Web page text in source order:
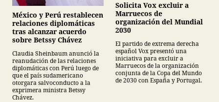
México y Perú restablecen
relaciones diplomáticas
tras alcanzar acuerdo
sobre Betssy Chávez
Claudia Sheinbaum anunció la
reanudación de las relaciones
diplomáticas con Perú luego de
que el país sudamericano
otorgara salvoconducto a la
exprimera ministra Betssy
Chávez.
Solicita Vox excluir a
Marruecos de
organización del Mundial
2030
El partido de extrema derecha
español Vox presentó una
iniciativa para excluir a
Marruecos de la organización
conjunta de la Copa del Mundo
de 2030 con España y Portugal.